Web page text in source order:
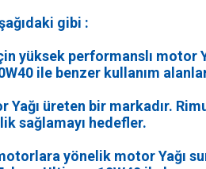
gibi :
performanslı motor
ile benzer kullanım
üreten bir markadır.
sağlamayı hedefler.
yönelik motor Yağı